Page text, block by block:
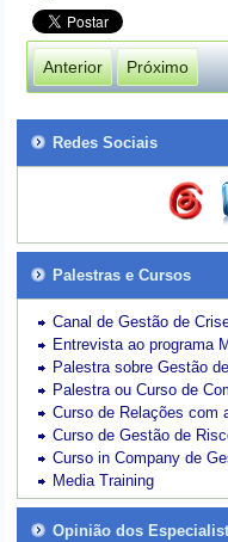
Anterior Próximo
Redes Sociais
Palestras e Cursos
Canal de Gestão de
Entrevista ao programa
Palestra sobre Gestão
Palestra ou Curso de
Curso de Relações com
Curso de Gestão de
Curso in Company de
Media Training
Opinião dos